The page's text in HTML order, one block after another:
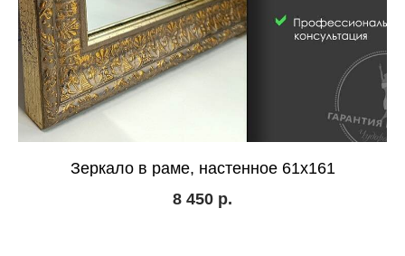
Зеркало в раме, настенное 61х161
8 450 р.